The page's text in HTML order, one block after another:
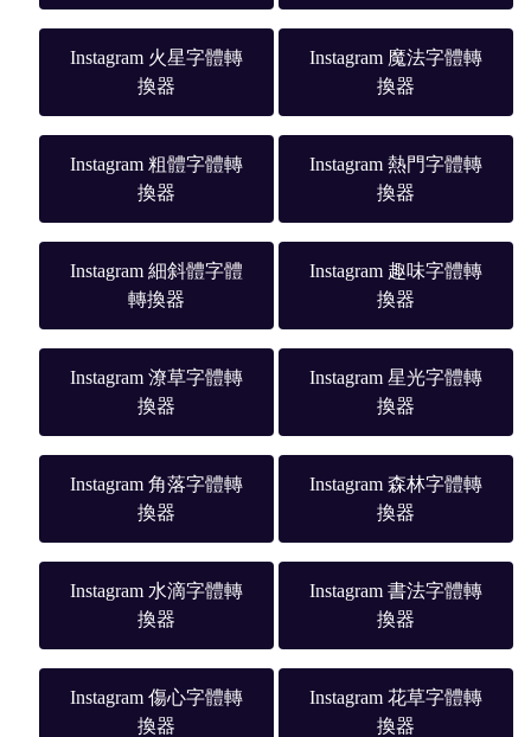
Instagram 火星字體轉
換器
Instagram 魔法字體轉
換器
Instagram 粗體字體轉
換器
Instagram 熱門字體轉
換器
Instagram 細斜體字體
轉換器
Instagram 趣味字體轉
換器
Instagram 潦草字體轉
換器
Instagram 星光字體轉
換器
Instagram 角落字體轉
換器
Instagram 森林字體轉
換器
Instagram 水滴字體轉
換器
Instagram 書法字體轉
換器
Instagram 傷心字體轉
換器
Instagram 花草字體轉
換器